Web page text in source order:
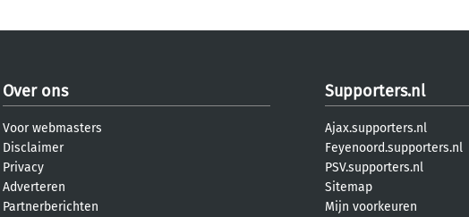
Over ons
Voor webmasters
Disclaimer
Privacy
Adverteren
Partnerberichten
Supporters.nl
Ajax.supporters.nl
Feyenoord.supporters.nl
PSV.supporters.nl
Sitemap
Mijn voorkeuren